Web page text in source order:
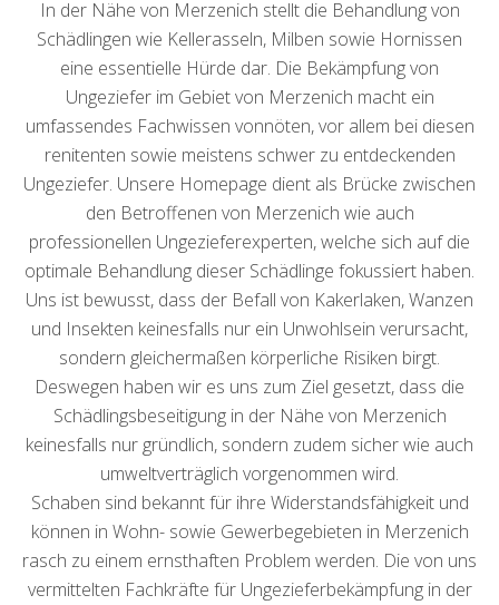
In der Nähe von Merzenich stellt die Behandlung von
Schädlingen wie Kellerasseln, Milben sowie Hornissen
eine essentielle Hürde dar. Die Bekämpfung von
Ungeziefer im Gebiet von Merzenich macht ein
umfassendes Fachwissen vonnöten, vor allem bei diesen
renitenten sowie meistens schwer zu entdeckenden
Ungeziefer. Unsere Homepage dient als Brücke zwischen
den Betroffenen von Merzenich wie auch
professionellen Ungezieferexperten, welche sich auf die
optimale Behandlung dieser Schädlinge fokussiert haben.
Uns ist bewusst, dass der Befall von Kakerlaken, Wanzen
und Insekten keinesfalls nur ein Unwohlsein verursacht,
sondern gleichermaßen körperliche Risiken birgt.
Deswegen haben wir es uns zum Ziel gesetzt, dass die
Schädlingsbeseitigung in der Nähe von Merzenich
keinesfalls nur gründlich, sondern zudem sicher wie auch
umweltverträglich vorgenommen wird.
Schaben sind bekannt für ihre Widerstandsfähigkeit und
können in Wohn- sowie Gewerbegebieten in Merzenich
rasch zu einem ernsthaften Problem werden. Die von uns
vermittelten Fachkräfte für Ungezieferbekämpfung in der